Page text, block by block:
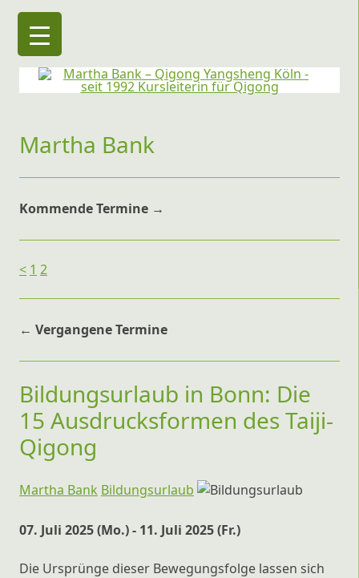
Martha Bank – Qigong Yangsheng Köln
seit 1992 Kursleiterin für Qigong
Martha Bank
Kommende Termine →
< 1 2
← Vergangene Termine
Bildungsurlaub in Bonn: Die
15 Ausdrucksformen des Taiji-
Qigong
Martha Bank Bildungsurlaub
07. Juli 2025 (Mo.) - 11. Juli 2025 (Fr.)
Die Ursprünge dieser Bewegungsfolge lassen sich